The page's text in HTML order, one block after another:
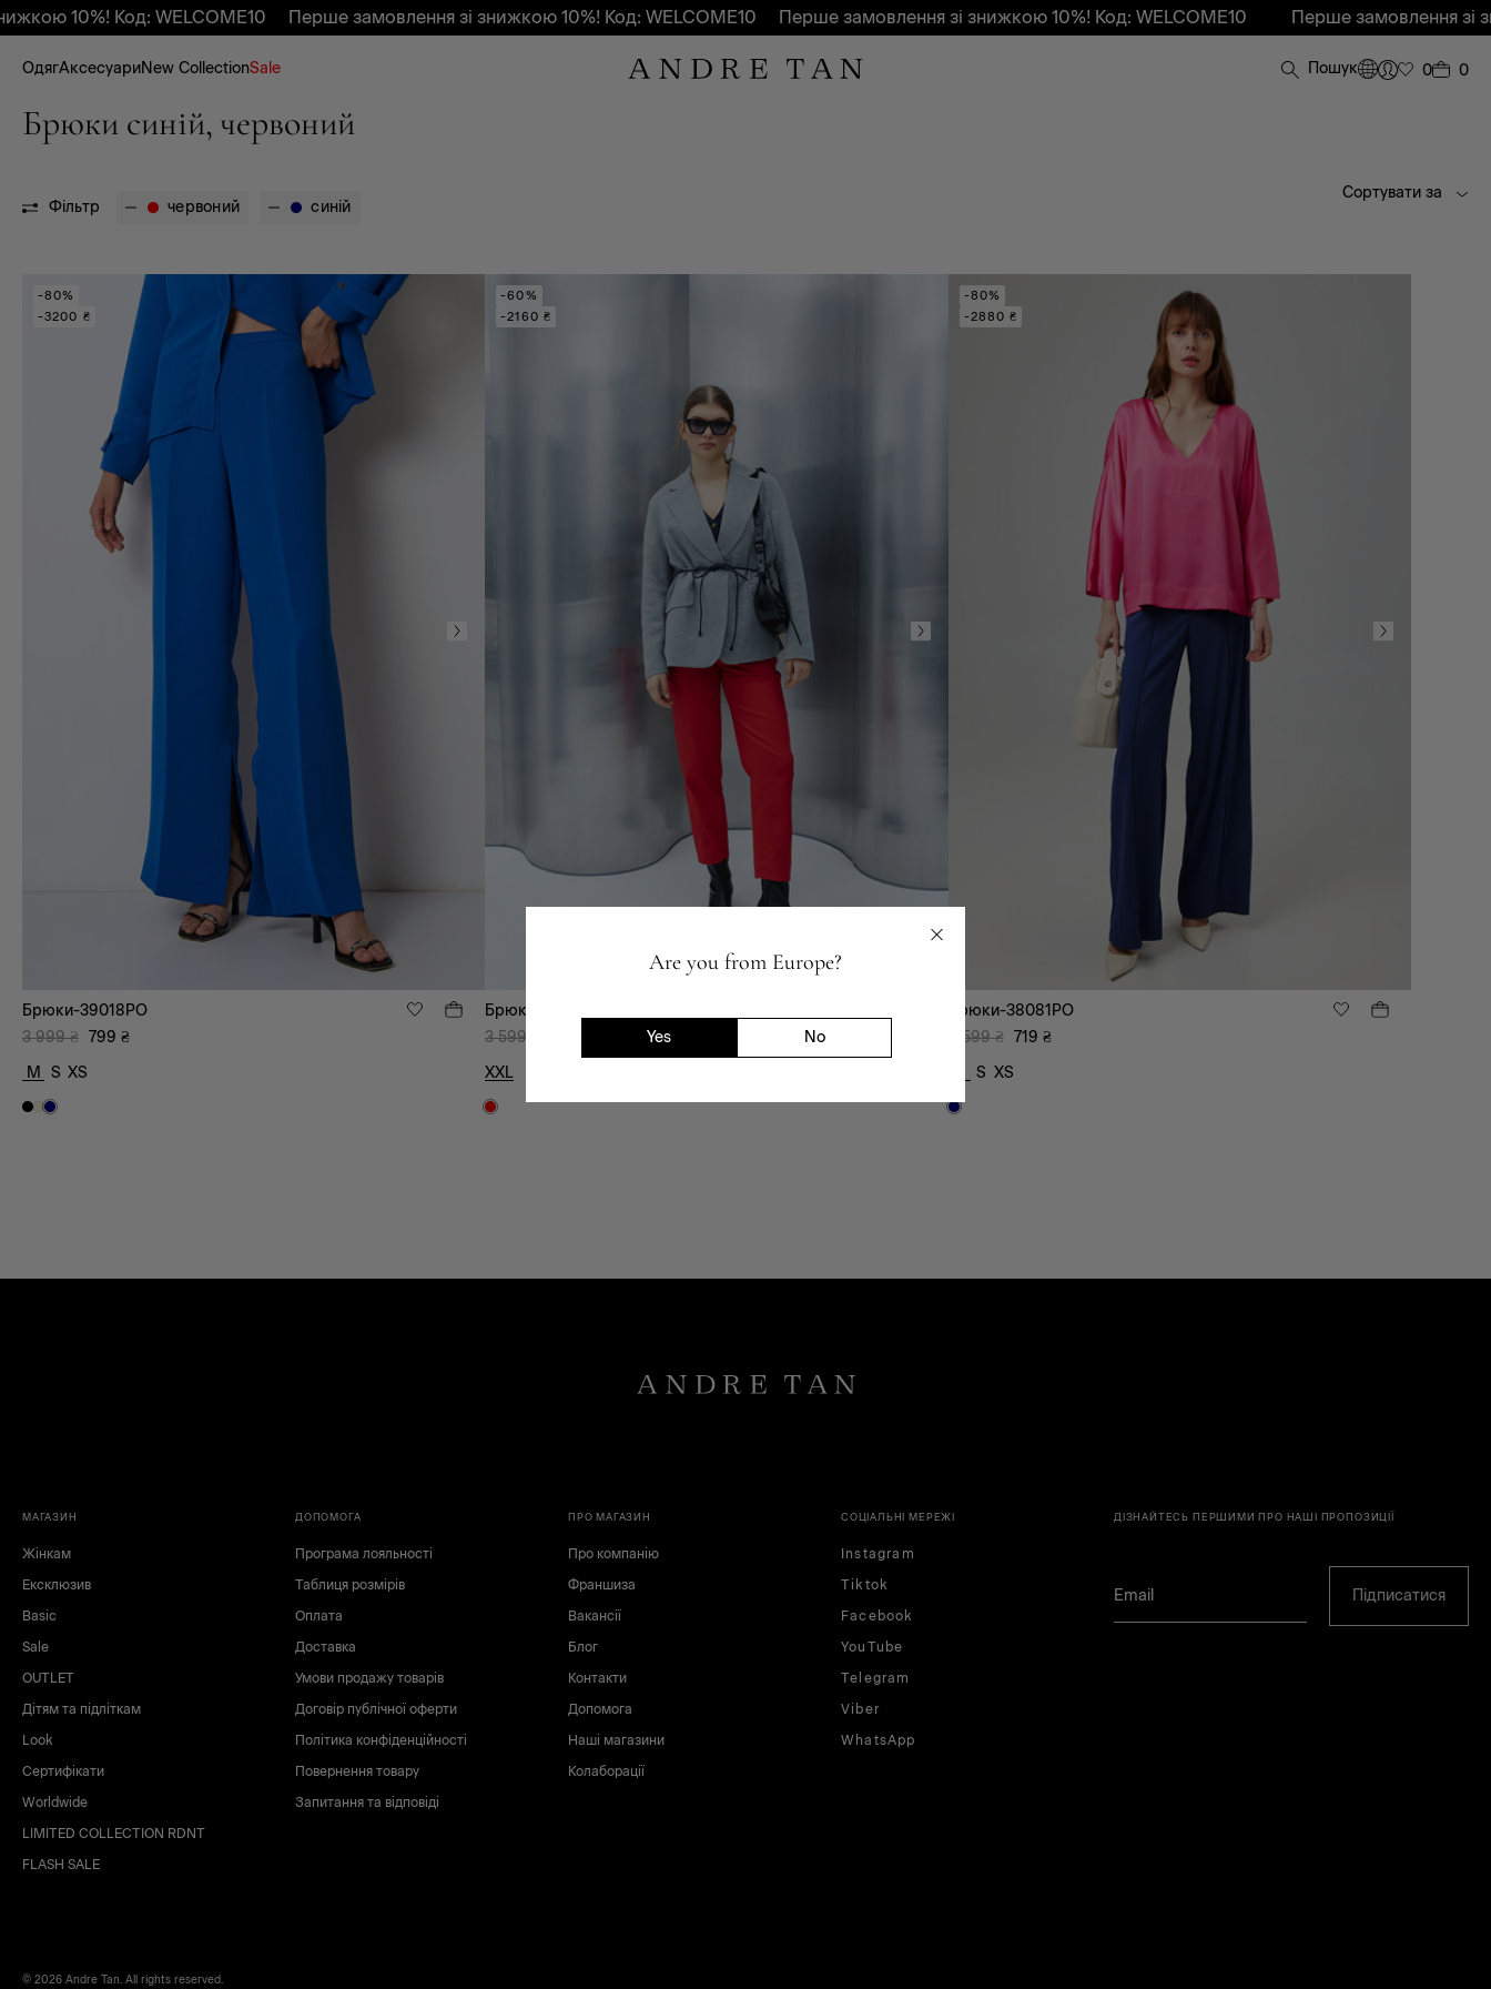
Are you from Europe?
Yes No
10%! Код: WELCOME10 Перше замовлення зі знижкою 10%! Код: WELCOME10 Перше замовлення зі знижкою 10%! Код: WELCOME10 Перше замовлення зі
ОдягАксесуариNew CollectionSale Пошук 0 0
Брюки синій, червоний
Фільтр червоний синій
Сортувати за
-80%
-3200 ₴
Брюки-39018PO
3 999 ₴ 799 ₴
M
S XS
-60%
-2160 ₴
Брюки-38002O
3 599
XXL
-80%
-2880 ₴
Брюки-38081PO
3 599 ₴ 719 ₴
S XS
МАГАЗИН
Жінкам
Ексклюзив
Basic
Sale
OUTLET
Дітям та підліткам
Look
Сертифікати
Worldwide
LIMITED COLLECTION RDNT
FLASH SALE
ДОПОМОГА
Програма лояльності
Таблиця розмірів
Оплата
Доставка
Умови продажу товарів
Договір публічної оферти
Політика конфіденційності
Повернення товару
Запитання та відповіді
ПРО МАГАЗИН
Про компанію
Франшиза
Вакансії
Блог
Контакти
Допомога
Наші магазини
Колаборації
СОЦІАЛЬНІ МЕРЕЖІ
Instagram
Tiktok
Facebook
YouTube
Telegram
Viber
WhatsApp
ДІЗНАЙТЕСЬ ПЕРШИМИ ПРО НАШІ ПРОПОЗИЦІЇ
Підписатися
© 2026 Andre Tan. All rights reserved.